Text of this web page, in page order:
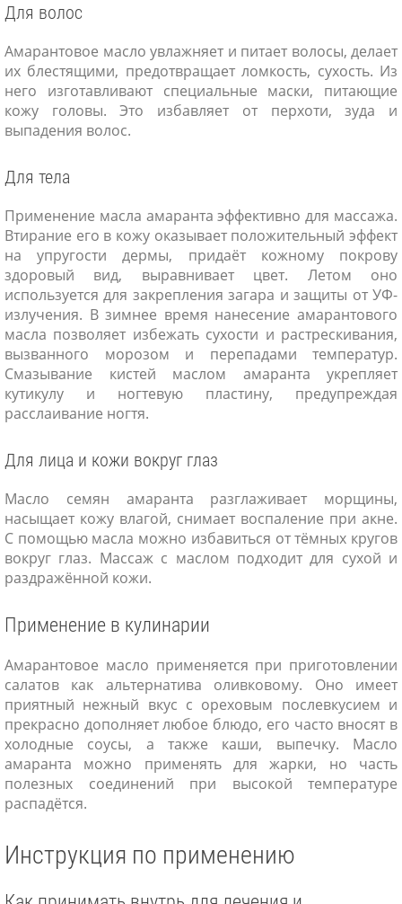
Для волос
Амарантовое масло увлажняет и питает волосы, делает
их блестящими, предотвращает ломкость, сухость. Из
него изготавливают специальные маски, питающие
кожу головы. Это избавляет от перхоти, зуда и
выпадения волос.
Для тела
Применение масла амаранта эффективно для массажа.
Втирание его в кожу оказывает положительный эффект
на упругости дермы, придаёт кожному покрову
здоровый вид, выравнивает цвет. Летом оно
используется для закрепления загара и защиты от УФ-
излучения. В зимнее время нанесение амарантового
масла позволяет избежать сухости и растрескивания,
вызванного морозом и перепадами температур.
Смазывание кистей маслом амаранта укрепляет
кутикулу и ногтевую пластину, предупреждая
расслаивание ногтя.
Для лица и кожи вокруг глаз
Масло семян амаранта разглаживает морщины,
насыщает кожу влагой, снимает воспаление при акне.
С помощью масла можно избавиться от тёмных кругов
вокруг глаз. Массаж с маслом подходит для сухой и
раздражённой кожи.
Применение в кулинарии
Амарантовое масло применяется при приготовлении
салатов как альтернатива оливковому. Оно имеет
приятный нежный вкус с ореховым послевкусием и
прекрасно дополняет любое блюдо, его часто вносят в
холодные соусы, а также каши, выпечку. Масло
амаранта можно применять для жарки, но часть
полезных соединений при высокой температуре
распадётся.
Инструкция по применению